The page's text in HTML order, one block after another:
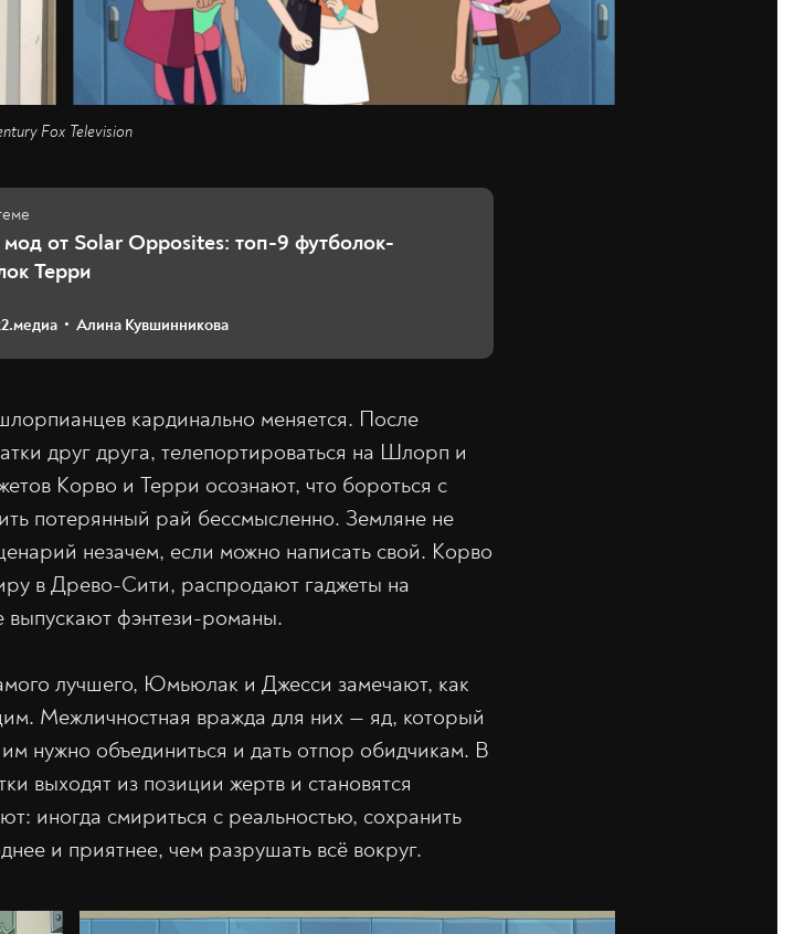
Fox Television
мод от Solar Opposites: топ-9 футболок-
Терри
Алина Кувшинникова
кардинально меняется. После
друг друга, телепортироваться на Шлорп и
Корво и Терри осознают, что бороться с
потерянный рай бессмысленно. Земляне не
незачем, если можно написать свой. Корво
в Древо-Сити, распродают гаджеты на
выпускают фэнтези-романы.
лучшего, Юмьюлак и Джесси замечают, как
Межличностная вражда для них — яд, который
нужно объединиться и дать отпор обидчикам. В
выходят из позиции жертв и становятся
иногда смириться с реальностью, сохранить
и приятнее, чем разрушать всё вокруг.